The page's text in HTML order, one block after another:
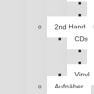
2nd Hand
CDs
Vinyl
Aufnäher